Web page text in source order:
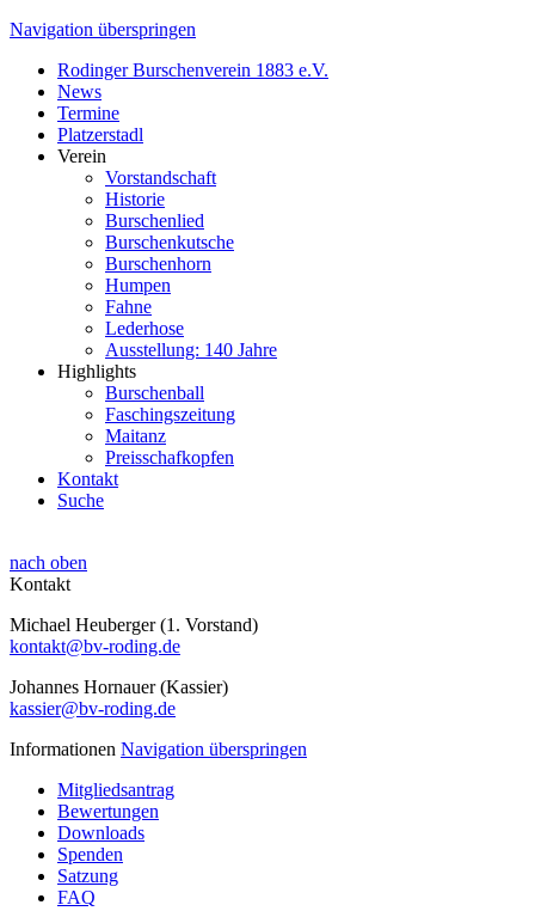
Navigation überspringen
Rodinger Burschenverein 1883 e.V.
News
Termine
Platzerstadl
Verein
Vorstandschaft
Historie
Burschenlied
Burschenkutsche
Burschenhorn
Humpen
Fahne
Lederhose
Ausstellung: 140 Jahre
Highlights
Burschenball
Faschingszeitung
Maitanz
Preisschafkopfen
Kontakt
Suche
nach oben
Kontakt
Michael Heuberger (1. Vorstand)
kontakt@bv-roding.de
Johannes Hornauer (Kassier)
kassier@bv-roding.de
Informationen Navigation überspringen
Mitgliedsantrag
Bewertungen
Downloads
Spenden
Satzung
FAQ